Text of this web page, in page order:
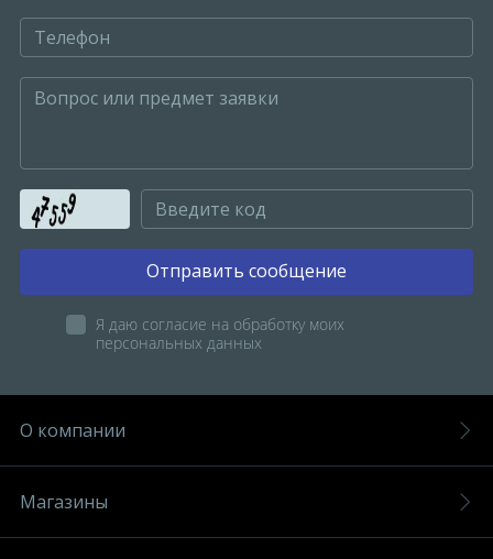
Отправить сообщение
Я даю согласие на обработку моих
персональных данных
О компании
Магазины